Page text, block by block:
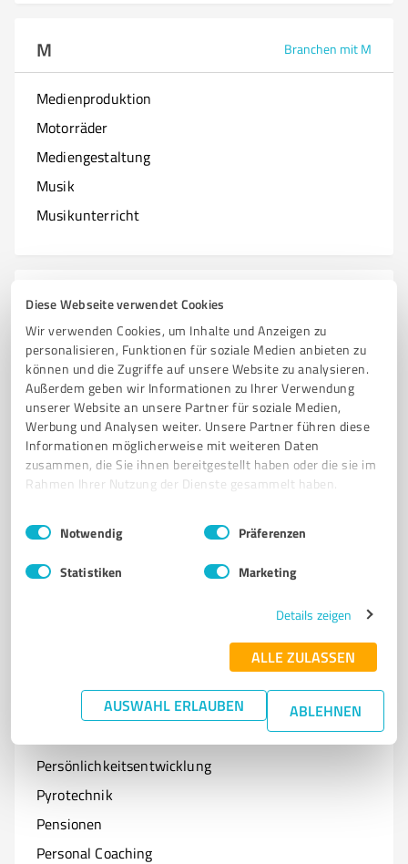
Diese Webseite verwendet Cookies
Wir verwenden Cookies, um Inhalte und Anzeigen zu
personalisieren, Funktionen für soziale Medien anbieten zu
können und die Zugriffe auf unsere Website zu analysieren.
Außerdem geben wir Informationen zu Ihrer Verwendung
unserer Website an unsere Partner für soziale Medien,
Werbung und Analysen weiter. Unsere Partner führen diese
Informationen möglicherweise mit weiteren Daten
zusammen, die Sie ihnen bereitgestellt haben oder die sie im
Rahmen Ihrer Nutzung der Dienste gesammelt haben.
Impressum Datenschutzbestimmungen
Einwilligungsauswahl
Notwendig Präferenzen
Statistiken Marketing
Details zeigen
ALLE ZULASSEN
AUSWAHL ERLAUBEN ABLEHNEN
M Branchen mit M
Medienproduktion
Motorräder
Mediengestaltung
Musik
Musikunterricht
N
Natur & Umwelt
Nagelstudios
O Branchen mit O
Optiker
Onlineshops
Branchen mit P
Persönlichkeitsentwicklung
Pyrotechnik
Pensionen
Personal Coaching